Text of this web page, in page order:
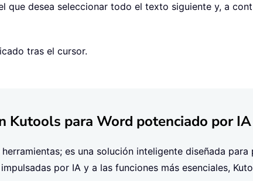
que desea seleccionar todo el texto siguiente y, a
tras el cursor.
Kutools para Word potenciado por IA
es una solución inteligente diseñada para
por IA y a las funciones más esenciales,